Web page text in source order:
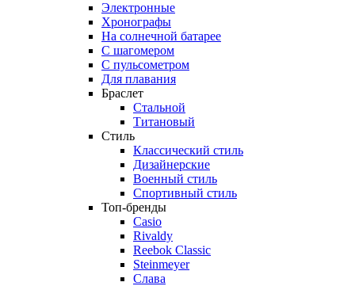
Электронные
Хронографы
На солнечной батарее
С шагомером
С пульсометром
Для плавания
Браслет
Стальной
Титановый
Стиль
Классический стиль
Дизайнерские
Военный стиль
Спортивный стиль
Топ-бренды
Casio
Rivaldy
Reebok Classic
Steinmeyer
Слава